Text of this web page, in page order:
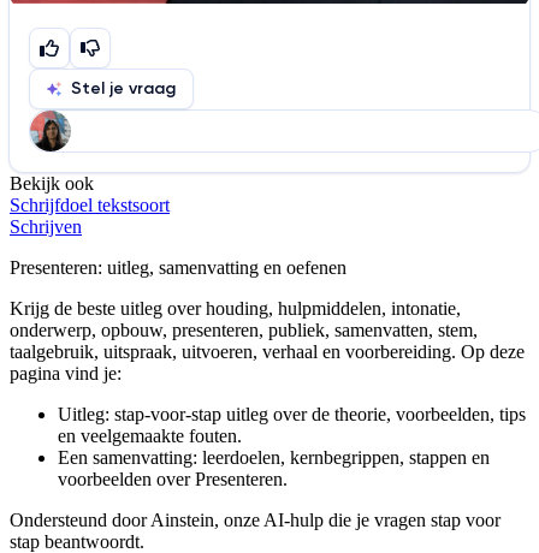
Stel je vraag
Help ons de video te verbeteren
De audio is slecht
Informatie is onjuist
Er mist informatie
De docent is te langdradig
De uitleg gaat te langzaam
De uitleg gaat te snel
Afspelen werkte niet
Bekijk ook
Schrijfdoel tekstsoort
Schrijven
Presenteren: uitleg, samenvatting en oefenen
Krijg de beste uitleg over houding, hulpmiddelen, intonatie,
onderwerp, opbouw, presenteren, publiek, samenvatten, stem,
taalgebruik, uitspraak, uitvoeren, verhaal en voorbereiding. Op deze
pagina vind je:
Uitleg: stap-voor-stap uitleg over de theorie, voorbeelden, tips
en veelgemaakte fouten.
Een samenvatting: leerdoelen, kernbegrippen, stappen en
voorbeelden overPresenteren.
Ondersteund door Ainstein, onze AI-hulp die je vragen stap voor
stap beantwoordt.